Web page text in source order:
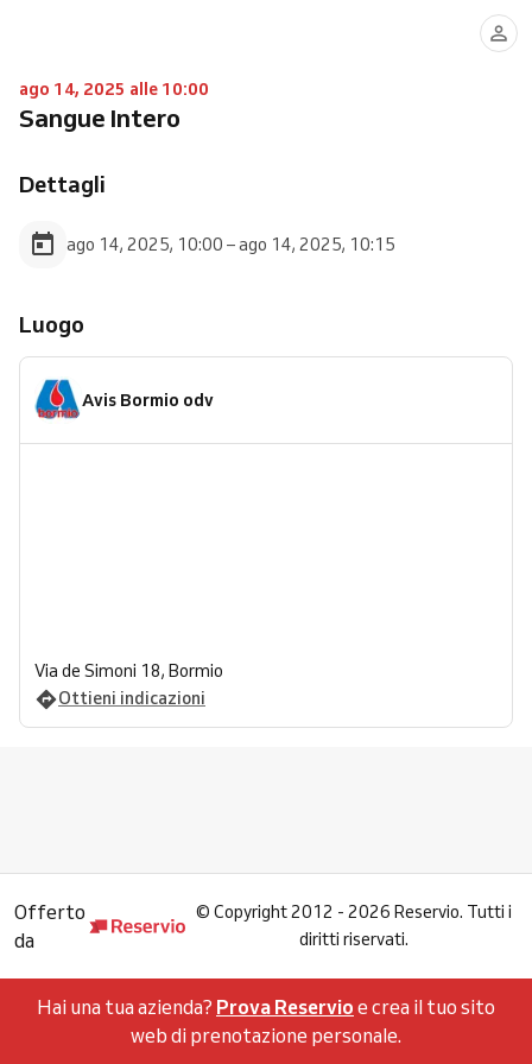
ago 14, 2025 alle 10:00
Sangue Intero
Dettagli
ago 14, 2025, 10:00 – ago 14, 2025, 10:15
Luogo
Avis Bormio odv
Via de Simoni 18, Bormio
Ottieni indicazioni
Offerto
da
© Copyright 2012 - 2026 Reservio. Tutti i
diritti riservati.
Hai una tua azienda? Prova Reservio e crea il tuo sito
web di prenotazione personale.